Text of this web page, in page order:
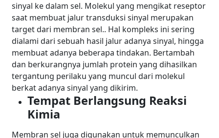
sinyal ke dalam sel. Molekul yang mengikat reseptor
saat membuat jalur transduksi sinyal merupakan
target dari membran sel.. Hal kompleks ini sering
dialami dari sebuah hasil jalur adanya sinyal, hingga
membuat adanya beberapa tindakan. Bertambah
dan berkurangnya jumlah protein yang dihasilkan
tergantung perilaku yang muncul dari molekul
berkat adanya sinyal yang dikirim.
Tempat Berlangsung Reaksi
Kimia
Membran sel juga digunakan untuk memunculkan